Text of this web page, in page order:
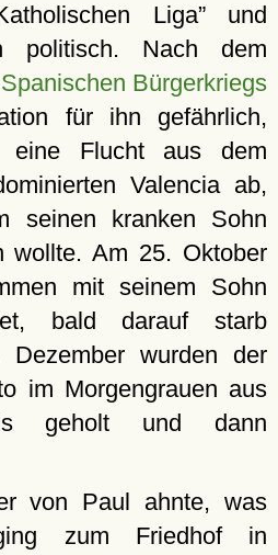
Liga und
politisch. Nach dem
Spanischen Bürgerkriegs
für ihn gefährlich,
eine Flucht aus dem
Valencia ab,
seinen kranken Sohn
wollte. Am 25. Oktober
mit seinem Sohn
bald darauf starb
wurden der
im Morgengrauen aus
geholt und dann
von Paul ahnte, was
zum Friedhof in